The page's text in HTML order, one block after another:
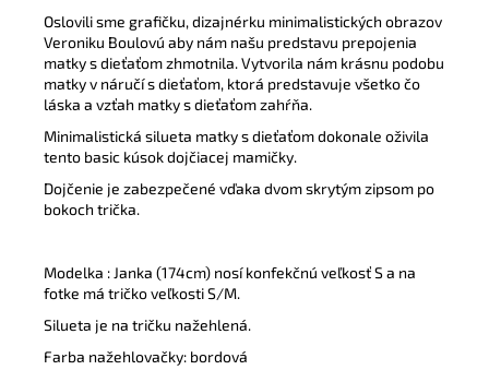
Oslovili sme grafičku, dizajnérku minimalistických obrazov
Veroniku Boulovú aby nám našu predstavu prepojenia
matky s dieťaťom zhmotnila. Vytvorila nám krásnu podobu
matky v náručí s dieťaťom, ktorá predstavuje všetko čo
láska a vzťah matky s dieťaťom zahŕňa.
Minimalistická silueta matky s dieťaťom dokonale oživila
tento basic kúsok dojčiacej mamičky.
Dojčenie je zabezpečené vďaka dvom skrytým zipsom po
bokoch trička.
Modelka : Janka (174cm) nosí konfekčnú veľkosť S a na
fotke má tričko veľkosti S/M.
Silueta je na tričku nažehlená.
Farba nažehlovačky: bordová